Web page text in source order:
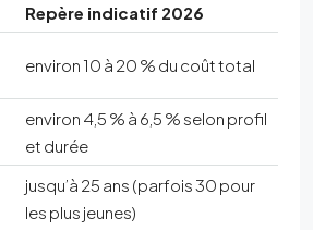
Repère indicatif 2026
environ 10 à 20 % du coût total
environ 4,5 % à 6,5 % selon profil
et durée
jusqu’à 25 ans (parfois 30 pour
les plus jeunes)